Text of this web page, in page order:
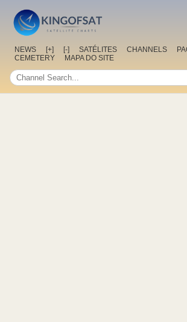
NEWS [+] [-] SATÉLITES CHANNELS
CEMETERY
MAPA DO SITE